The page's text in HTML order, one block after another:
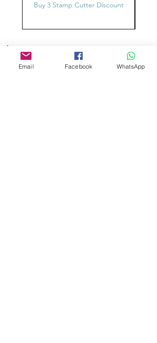
Buy 3 Stamp Cutter Discount
Aangepast ontwerp
Stempelsnijders
Email Facebook WhatsApp